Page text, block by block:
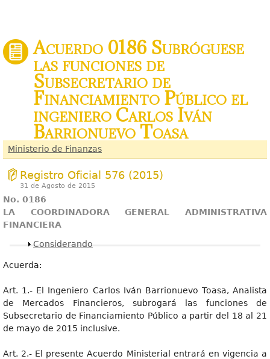
Acuerdo 0186 Subróguese
las funciones de
Subsecretario de
Financiamiento Público el
ingeniero Carlos Iván
Barrionuevo Toasa
Ministerio de Finanzas
Registro Oficial 576 (2015)
31 de Agosto de 2015
No. 0186
LA COORDINADORA GENERAL ADMINISTRATIVA
FINANCIERA
Mostrar
Considerando
Acuerda:
Art. 1.- El Ingeniero Carlos Iván Barrionuevo Toasa, Analista
de Mercados Financieros, subrogará las funciones de
Subsecretario de Financiamiento Público a partir del 18 al 21
de mayo de 2015 inclusive.
Art. 2.- El presente Acuerdo Ministerial entrará en vigencia a